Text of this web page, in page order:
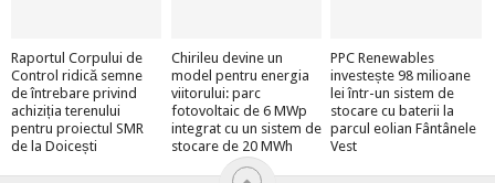
Raportul Corpului de
Control ridică semne
de întrebare privind
achiziția terenului
pentru proiectul SMR
de la Doicești
Chirileu devine un
model pentru energia
viitorului: parc
fotovoltaic de 6 MWp
integrat cu un sistem de
stocare de 20 MWh
PPC Renewables
investește 98 milioane
lei într-un sistem de
stocare cu baterii la
parcul eolian Fântânele
Vest